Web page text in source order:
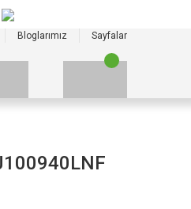
Bloglarımız Sayfalar